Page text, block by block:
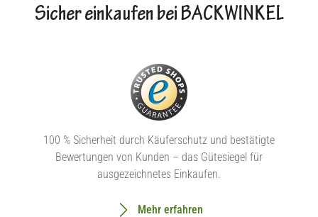
Sicher einkaufen bei BACKWINKEL
100 % Sicherheit durch Käuferschutz und bestätigte
Bewertungen von Kunden – das Gütesiegel für
ausgezeichnetes Einkaufen.
Mehr erfahren